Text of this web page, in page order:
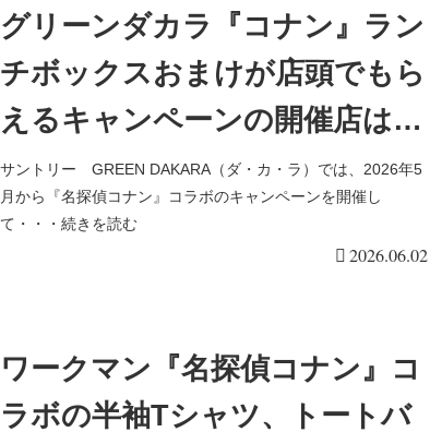
グリーンダカラ『コナン』ラン
チボックスおまけが店頭でもら
えるキャンペーンの開催店はど
こ？2026年夏のノベルティは4
種類！ハイウェイの堕天使のキ
サントリー GREEN DAKARA（ダ・カ・ラ）では、2026年5
月から『名探偵コナン』コラボのキャンペーンを開催し
て・・・続きを読む
2026.06.02
ワークマン『名探偵コナン』コ
ラボの半袖Tシャツ、トートバ